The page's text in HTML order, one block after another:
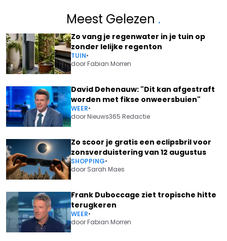
Meest Gelezen .
Zo vang je regenwater in je tuin op
zonder lelijke regenton
TUIN•
doorFabian Morren
David Dehenauw: "Dit kan afgestraft
worden met fikse onweersbuien"
WEER•
doorNieuws365 Redactie
Zo scoor je gratis een eclipsbril voor
zonsverduistering van 12 augustus
SHOPPING•
door Sarah Maes
Frank Duboccage ziet tropische hitte
terugkeren
WEER•
doorFabian Morren